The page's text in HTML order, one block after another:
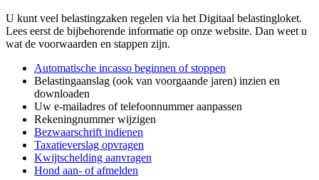
U kunt veel belastingzaken regelen via het Digitaal belastingloket.
Lees eerst de bijbehorende informatie op onze website. Dan weet u
wat de voorwaarden en stappen zijn.
Automatische incasso beginnen of stoppen
Belastingaanslag (ook van voorgaande jaren) inzien en
downloaden
Uw e-mailadres of telefoonnummer aanpassen
Rekeningnummer wijzigen
Bezwaarschrift indienen
Taxatieverslag opvragen
Kwijtschelding aanvragen
Hond aan- of afmelden